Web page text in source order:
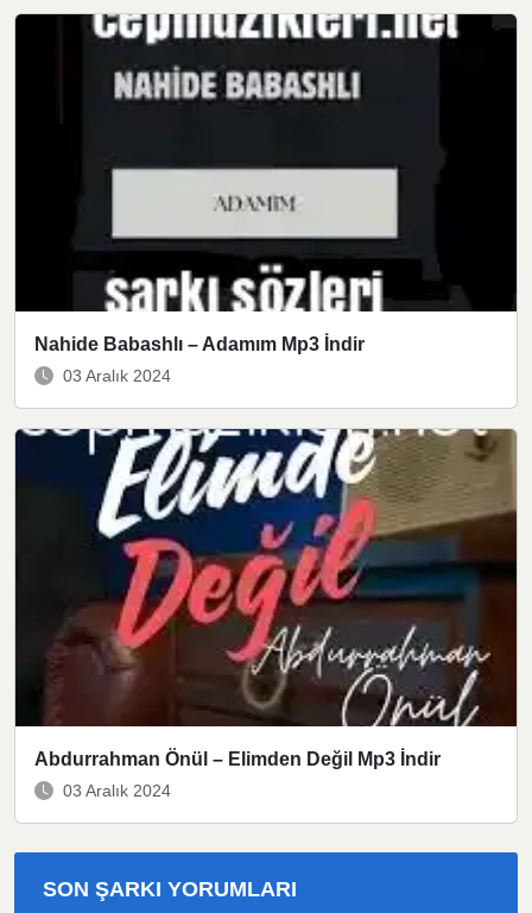
Nahide Babashlı – Adamım Mp3 İndir
03 Aralık 2024
Abdurrahman Önül – Elimden Değil Mp3 İndir
03 Aralık 2024
SON ŞARKI YORUMLARI